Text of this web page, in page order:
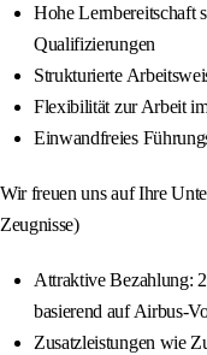
Hohe Lernbereitschaft
Qualifizierungen
Strukturierte
Flexibilität zur Arbeit
Einwandfreies
Wir freuen uns auf Ihre
Zeugnisse)
Attraktive Bezahlung:
basierend auf Airbus-
Zusatzleistungen wie